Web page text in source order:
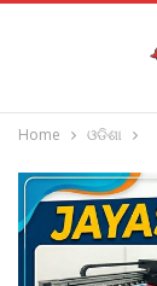
Home ଓଡିଶା